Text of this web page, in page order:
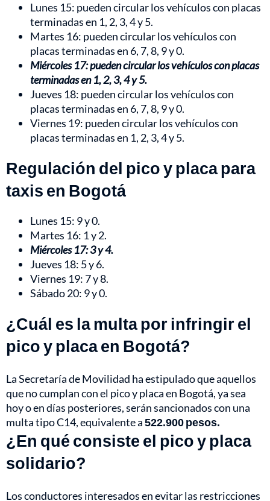
Lunes 15: pueden circular los vehículos con placas
terminadas en 1, 2, 3, 4 y 5.
Martes 16: pueden circular los vehículos con
placas terminadas en 6, 7, 8, 9 y 0.
Miércoles 17: pueden circular los vehículos con placas
terminadas en 1, 2, 3, 4 y 5.
Jueves 18: pueden circular los vehículos con
placas terminadas en 6, 7, 8, 9 y 0.
Viernes 19: pueden circular los vehículos con
placas terminadas en 1, 2, 3, 4 y 5.
Regulación del pico y placa para
taxis en Bogotá
Lunes 15: 9 y 0.
Martes 16: 1 y 2.
Miércoles 17: 3 y 4.
Jueves 18: 5 y 6.
Viernes 19: 7 y 8.
Sábado 20: 9 y 0.
¿Cuál es la multa por infringir el
pico y placa en Bogotá?
La Secretaría de Movilidad ha estipulado que aquellos
que no cumplan con el pico y placa en Bogotá, ya sea
hoy o en días posteriores, serán sancionados con una
multa tipo C14, equivalentea522.900 pesos.
¿En qué consiste el pico y placa
solidario?
Los conductores interesados en evitar las restricciones